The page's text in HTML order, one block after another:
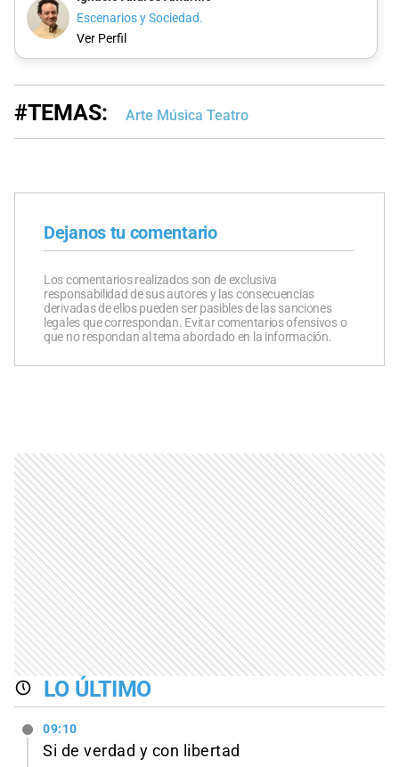
Escenarios y Sociedad.
Ver Perfil
#TEMAS: Arte Música Teatro
Dejanos tu comentario
Los comentarios realizados son de exclusiva
responsabilidad de sus autores y las consecuencias
derivadas de ellos pueden ser pasibles de las sanciones
legales que correspondan. Evitar comentarios ofensivos o
que no respondan al tema abordado en la información.
LO ÚLTIMO
09:10
Si de verdad y con libertad